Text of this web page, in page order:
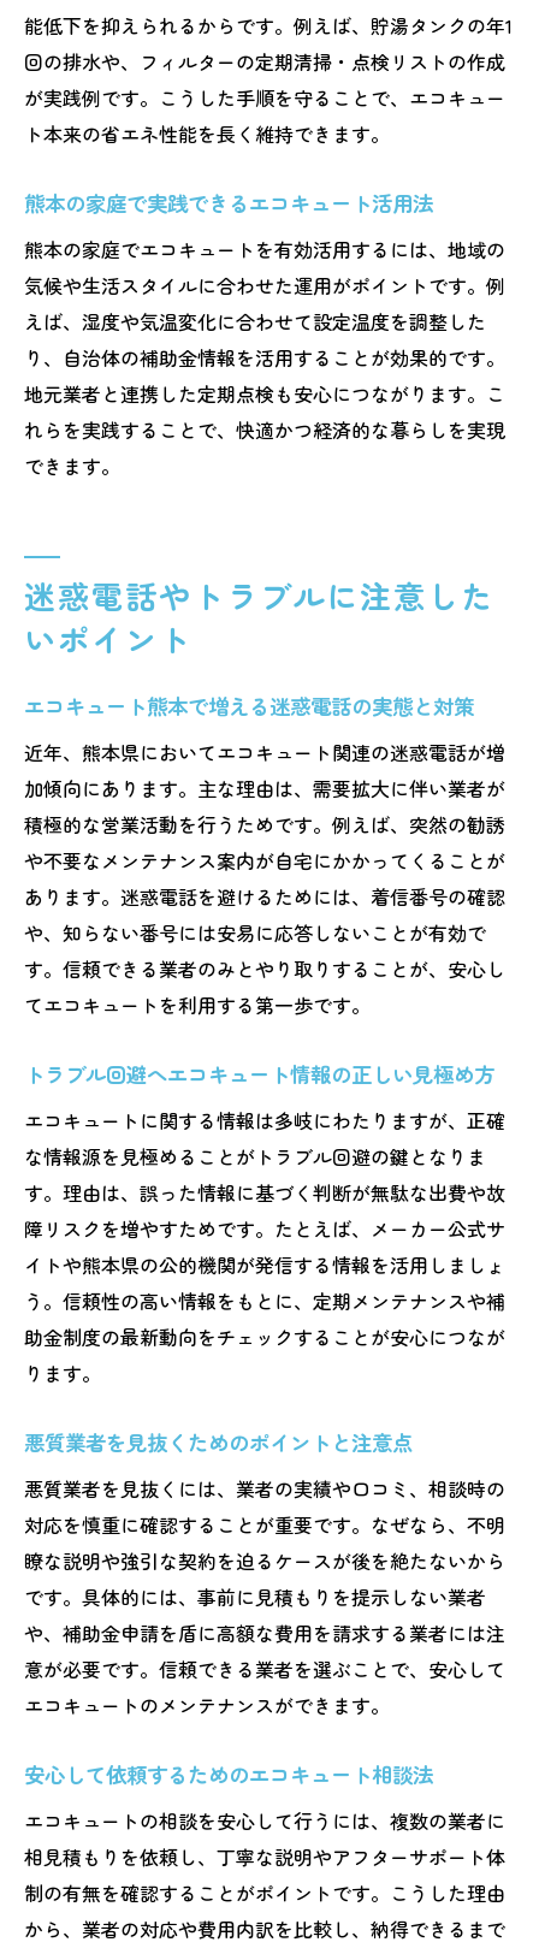
能低下を抑えられるからです。例えば、貯湯タンクの年1
回の排水や、フィルターの定期清掃・点検リストの作成
が実践例です。こうした手順を守ることで、エコキュー
ト本来の省エネ性能を長く維持できます。
熊本の家庭で実践できるエコキュート活用法
熊本の家庭でエコキュートを有効活用するには、地域の
気候や生活スタイルに合わせた運用がポイントです。例
えば、湿度や気温変化に合わせて設定温度を調整した
り、自治体の補助金情報を活用することが効果的です。
地元業者と連携した定期点検も安心につながります。こ
れらを実践することで、快適かつ経済的な暮らしを実現
できます。
迷惑電話やトラブルに注意した
いポイント
エコキュート熊本で増える迷惑電話の実態と対策
近年、熊本県においてエコキュート関連の迷惑電話が増
加傾向にあります。主な理由は、需要拡大に伴い業者が
積極的な営業活動を行うためです。例えば、突然の勧誘
や不要なメンテナンス案内が自宅にかかってくることが
あります。迷惑電話を避けるためには、着信番号の確認
や、知らない番号には安易に応答しないことが有効で
す。信頼できる業者のみとやり取りすることが、安心し
てエコキュートを利用する第一歩です。
トラブル回避へエコキュート情報の正しい見極め方
エコキュートに関する情報は多岐にわたりますが、正確
な情報源を見極めることがトラブル回避の鍵となりま
す。理由は、誤った情報に基づく判断が無駄な出費や故
障リスクを増やすためです。たとえば、メーカー公式サ
イトや熊本県の公的機関が発信する情報を活用しましょ
う。信頼性の高い情報をもとに、定期メンテナンスや補
助金制度の最新動向をチェックすることが安心につなが
ります。
悪質業者を見抜くためのポイントと注意点
悪質業者を見抜くには、業者の実績や口コミ、相談時の
対応を慎重に確認することが重要です。なぜなら、不明
瞭な説明や強引な契約を迫るケースが後を絶たないから
です。具体的には、事前に見積もりを提示しない業者
や、補助金申請を盾に高額な費用を請求する業者には注
意が必要です。信頼できる業者を選ぶことで、安心して
エコキュートのメンテナンスができます。
安心して依頼するためのエコキュート相談法
エコキュートの相談を安心して行うには、複数の業者に
相見積もりを依頼し、丁寧な説明やアフターサポート体
制の有無を確認することがポイントです。こうした理由
から、業者の対応や費用内訳を比較し、納得できるまで